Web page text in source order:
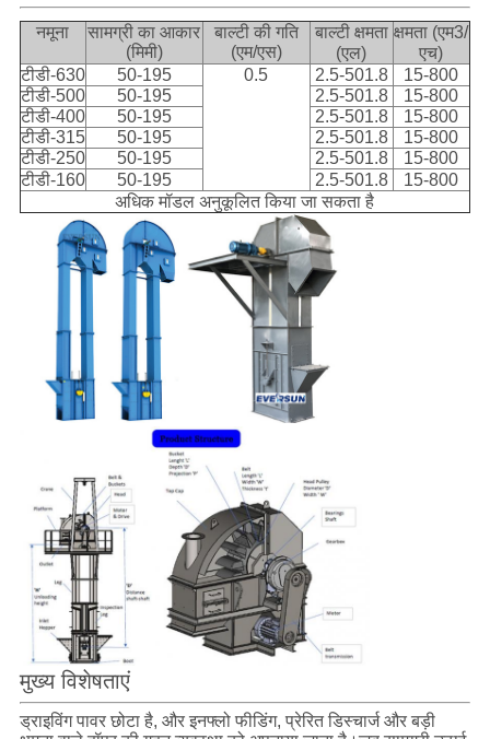
नमूना
सामग्री का आकार
(मिमी)
बाल्टी की गति
(एम/एस)
बाल्टी क्षमता
(एल)
क्षमता (एम3/
एच)
टीडी-630
50-195 0.5 2.5-501.8
15-800
टीडी-500
50-195 2.5-501.8
15-800
टीडी-400
50-195 2.5-501.8
15-800
टीडी-315
50-195 2.5-501.8
15-800
टीडी-250
50-195 2.5-501.8
15-800
टीडी-160
50-195 2.5-501.8
15-800
अधिक मॉडल अनुकूलित किया जा सकता है
मुख्य विशेषताएं
ड्राइविंग पावर छोटा है, और इनफ्लो फीडिंग, प्रेरित डिस्चार्ज और बड़ी